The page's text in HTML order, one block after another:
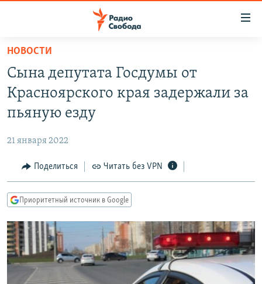
упрощенного
доступа
Вернуться
основному
Вернутся
Вернутся
поиску
ПОДКАСТЫ
АВТОРСКИЕ ПРОЕКТЫ
МНЕНИЯ
КУЛЬТУРА
КАВКАЗ.РЕАЛИИ
СЕВЕР.РЕАЛИИ
СИБИРЬ.РЕАЛИИ
РАСПИСАНИЕ ВЕЩАНИЯ
НОВОСТИ
Сына депутата Госдумы от
Красноярского края задержали за
пьяную езду
21 января 2022
Поделиться Читать без VPN
Приоритетный источник в Google